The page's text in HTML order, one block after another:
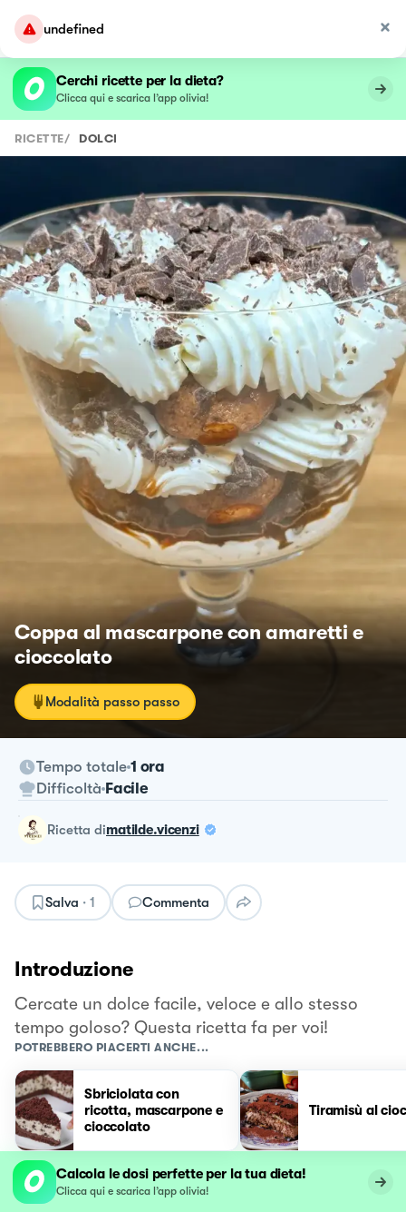
undefined
Cerchi ricette per la dieta?
Clicca qui e scarica l’app olivia!
RICETTE/ DOLCI
Coppa al mascarpone con amaretti e
cioccolato
Modalità passo passo
Tempo totale 1 ora
Difficoltà Facile
ricetta dimatilde.vicenzi
Salva · 1 Commenta
Introduzione
Cercate un dolce facile, veloce e allo stesso
tempo goloso? Questa ricetta fa per voi!
POTREBBERO PIACERTI ANCHE...
Sbriciolata con
ricotta, mascarpone e
cioccolato
Tiramisù al
Calcola le dosi perfette per la tua dieta!
Clicca qui e scarica l’app olivia!